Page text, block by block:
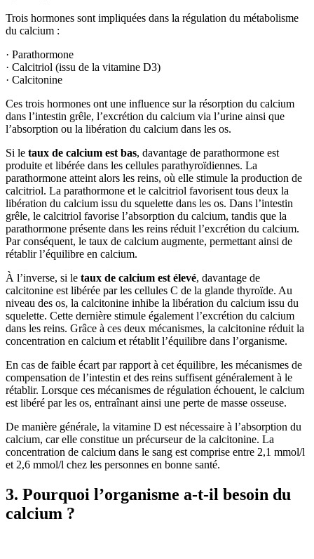
Trois hormones sont impliquées dans la régulation du métabolisme
du calcium :
· Parathormone
· Calcitriol (issu de la vitamine D3)
· Calcitonine
Ces trois hormones ont une influence sur la résorption du calcium
dans l’intestin grêle, l’excrétion du calcium via l’urine ainsi que
l’absorption ou la libération du calcium dans les os.
Si le taux de calcium est bas, davantage de parathormone est
produite et libérée dans les cellules parathyroïdiennes. La
parathormone atteint alors les reins, où elle stimule la production de
calcitriol. La parathormone et le calcitriol favorisent tous deux la
libération du calcium issu du squelette dans les os. Dans l’intestin
grêle, le calcitriol favorise l’absorption du calcium, tandis que la
parathormone présente dans les reins réduit l’excrétion du calcium.
Par conséquent, le taux de calcium augmente, permettant ainsi de
rétablir l’équilibre en calcium.
À l’inverse, si le taux de calcium est élevé, davantage de
calcitonine est libérée par les cellules C de la glande thyroïde. Au
niveau des os, la calcitonine inhibe la libération du calcium issu du
squelette. Cette dernière stimule également l’excrétion du calcium
dans les reins. Grâce à ces deux mécanismes, la calcitonine réduit la
concentration en calcium et rétablit l’équilibre dans l’organisme.
En cas de faible écart par rapport à cet équilibre, les mécanismes de
compensation de l’intestin et des reins suffisent généralement à le
rétablir. Lorsque ces mécanismes de régulation échouent, le calcium
est libéré par les os, entraînant ainsi une perte de masse osseuse.
De manière générale, la vitamine D est nécessaire à l’absorption du
calcium, car elle constitue un précurseur de la calcitonine. La
concentration de calcium dans le sang est comprise entre 2,1 mmol/l
et 2,6 mmol/l chez les personnes en bonne santé.
3. Pourquoi l’organisme a-t-il besoin du
calcium ?